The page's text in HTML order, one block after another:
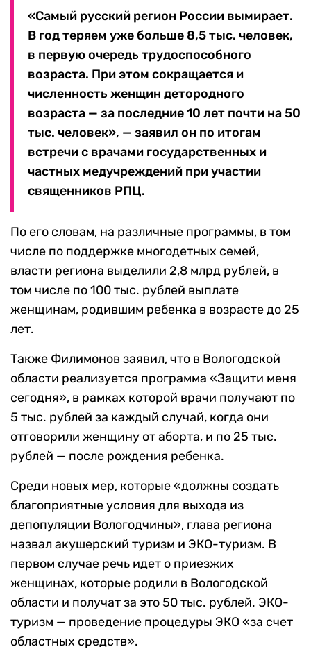
«Самый русский регион России вымирает.
В год теряем уже больше 8,5 тыс. человек,
в первую очередь трудоспособного
возраста. При этом сокращается и
численность женщин детородного
возраста — за последние 10 лет почти на 50
тыс. человек», — заявил он по итогам
встречи с врачами государственных и
частных медучреждений при участии
священников РПЦ.
По его словам, на различные программы, в том
числе по поддержке многодетных семей,
власти региона выделили 2,8 млрд рублей, в
том числе по 100 тыс. рублей выплате
женщинам, родившим ребенка в возрасте до 25
лет.
Также Филимонов заявил, что в Вологодской
области реализуется программа «Защити меня
сегодня», в рамках которой врачи получают по
5 тыс. рублей за каждый случай, когда они
отговорили женщину от аборта, и по 25 тыс.
рублей — после рождения ребенка.
Среди новых мер, которые «должны создать
благоприятные условия для выхода из
депопуляции Вологодчины», глава региона
назвал акушерский туризм и ЭКО-туризм. В
первом случае речь идет о приезжих
женщинах, которые родили в Вологодской
области и получат за это 50 тыс. рублей. ЭКО-
туризм — проведение процедуры ЭКО «за счет
областных средств».